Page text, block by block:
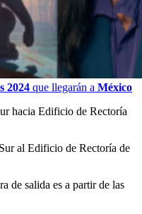
2024 que llegarán a México
hacia Edificio de Rectoría
al Edificio de Rectoría de
de salida es a partir de las